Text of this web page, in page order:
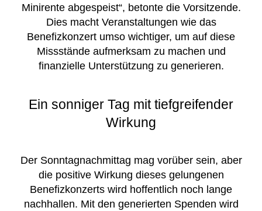
Minirente abgespeist“, betonte die Vorsitzende.
Dies macht Veranstaltungen wie das
Benefizkonzert umso wichtiger, um auf diese
Missstände aufmerksam zu machen und
finanzielle Unterstützung zu generieren.
Ein sonniger Tag mit tiefgreifender
Wirkung
Der Sonntagnachmittag mag vorüber sein, aber
die positive Wirkung dieses gelungenen
Benefizkonzerts wird hoffentlich noch lange
nachhallen. Mit den generierten Spenden wird